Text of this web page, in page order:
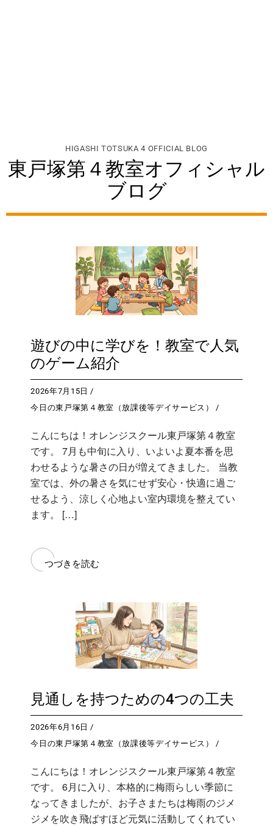
HIGASHI TOTSUKA 4 OFFICIAL BLOG
東戸塚第４教室オフィシャル
ブログ
遊びの中に学びを！教室で人気
のゲーム紹介
2026年7月15日
今日の東戸塚第４教室（放課後等デイサービス）
こんにちは！オレンジスクール東戸塚第４教室
です。 7月も中旬に入り、いよいよ夏本番を思
わせるような暑さの日が増えてきました。 当教
室では、外の暑さを気にせず安心・快適に過ご
せるよう、涼しく心地よい室内環境を整えてい
ます。 […]
つづきを読む
見通しを持つための4つの工夫
2026年6月16日
今日の東戸塚第４教室（放課後等デイサービス）
こんにちは！オレンジスクール東戸塚第４教室
です。 6月に入り、本格的に梅雨らしい季節に
なってきましたが、お子さまたちは梅雨のジメ
ジメを吹き飛ばすほど元気に活動してくれてい